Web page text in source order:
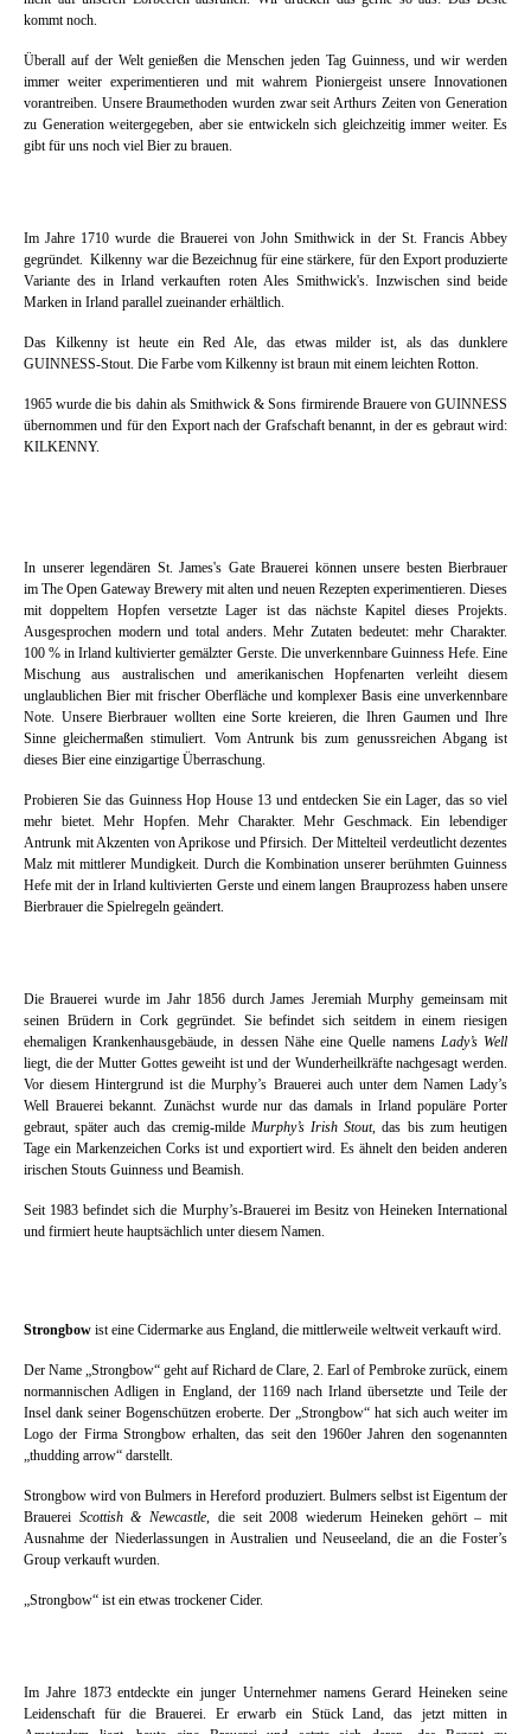
kommt noch.
Überall auf der Welt genießen die Menschen jeden Tag Guinness, und wir werden
immer weiter experimentieren und mit wahrem Pioniergeist unsere Innovationen
vorantreiben. Unsere Braumethoden wurden zwar seit Arthurs Zeiten von Generation
zu Generation weitergegeben, aber sie entwickeln sich gleichzeitig immer weiter. Es
gibt für uns noch viel Bier zu brauen.
Im Jahre 1710 wurde die Brauerei von John Smithwick in der St. Francis Abbey
gegründet. Kilkenny war die Bezeichnug für eine stärkere, für den Export produzierte
Variante des in Irland verkauften roten Ales Smithwick's. Inzwischen sind beide
Marken in Irland parallel zueinander erhältlich.
Das Kilkenny ist heute ein Red Ale, das etwas milder ist, als das dunklere
GUINNESS-Stout. Die Farbe vom Kilkenny ist braun mit einem leichten Rotton.
1965 wurde die bis dahin als Smithwick & Sons firmirende Brauere von GUINNESS
übernommen und für den Export nach der Grafschaft benannt, in der es gebraut wird:
KILKENNY.
In unserer legendären St. James's Gate Brauerei können unsere besten Bierbrauer
im The Open Gateway Brewery mit alten und neuen Rezepten experimentieren. Dieses
mit doppeltem Hopfen versetzte Lager ist das nächste Kapitel dieses Projekts.
Ausgesprochen modern und total anders. Mehr Zutaten bedeutet: mehr Charakter.
100 % in Irland kultivierter gemälzter Gerste. Die unverkennbare Guinness Hefe. Eine
Mischung aus australischen und amerikanischen Hopfenarten verleiht diesem
unglaublichen Bier mit frischer Oberfläche und komplexer Basis eine unverkennbare
Note. Unsere Bierbrauer wollten eine Sorte kreieren, die Ihren Gaumen und Ihre
Sinne gleichermaßen stimuliert. Vom Antrunk bis zum genussreichen Abgang ist
dieses Bier eine einzigartige Überraschung.
Probieren Sie das Guinness Hop House 13 und entdecken Sie ein Lager, das so viel
mehr bietet. Mehr Hopfen. Mehr Charakter. Mehr Geschmack. Ein lebendiger
Antrunk mit Akzenten von Aprikose und Pfirsich. Der Mittelteil verdeutlicht dezentes
Malz mit mittlerer Mundigkeit. Durch die Kombination unserer berühmten Guinness
Hefe mit der in Irland kultivierten Gerste und einem langen Brauprozess haben unsere
Bierbrauer die Spielregeln geändert.
Die Brauerei wurde im Jahr 1856 durch James Jeremiah Murphy gemeinsam mit
seinen Brüdern in Cork gegründet. Sie befindet sich seitdem in einem riesigen
ehemaligen Krankenhausgebäude, in dessen Nähe eine Quelle namens Lady’s Well
liegt, die der Mutter Gottes geweiht ist und der Wunderheilkräfte nachgesagt werden.
Vor diesem Hintergrund ist die Murphy’s Brauerei auch unter dem Namen Lady’s
Well Brauerei bekannt. Zunächst wurde nur das damals in Irland populäre Porter
gebraut, später auch das cremig-milde Murphy’s Irish Stout, das bis zum heutigen
Tage ein Markenzeichen Corks ist und exportiert wird. Es ähnelt den beiden anderen
irischen Stouts Guinness und Beamish.
Seit 1983 befindet sich die Murphy’s-Brauerei im Besitz von Heineken International
und firmiert heute hauptsächlich unter diesem Namen.
Strongbow ist eine Cidermarke aus England, die mittlerweile weltweit verkauft wird.
Der Name „Strongbow“ geht auf Richard de Clare, 2. Earl of Pembroke zurück, einem
normannischen Adligen in England, der 1169 nach Irland übersetzte und Teile der
Insel dank seiner Bogenschützen eroberte. Der „Strongbow“ hat sich auch weiter im
Logo der Firma Strongbow erhalten, das seit den 1960er Jahren den sogenannten
„thudding arrow“ darstellt.
Strongbow wird von Bulmers in Hereford produziert. Bulmers selbst ist Eigentum der
Brauerei Scottish & Newcastle, die seit 2008 wiederum Heineken gehört – mit
Ausnahme der Niederlassungen in Australien und Neuseeland, die an die Foster’s
Group verkauft wurden.
„Strongbow“ ist ein etwas trockener Cider.
Im Jahre 1873 entdeckte ein junger Unternehmer namens Gerard Heineken seine
Leidenschaft für die Brauerei. Er erwarb ein Stück Land, das jetzt mitten in